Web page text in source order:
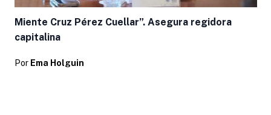
Miente Cruz Pérez Cuellar”. Asegura regidora
capitalina
Por Ema Holguin